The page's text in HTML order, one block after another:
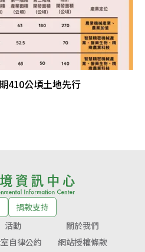
410公頃土地先行
捐款支持
活動
關於我們
自律公約
網站授權條款